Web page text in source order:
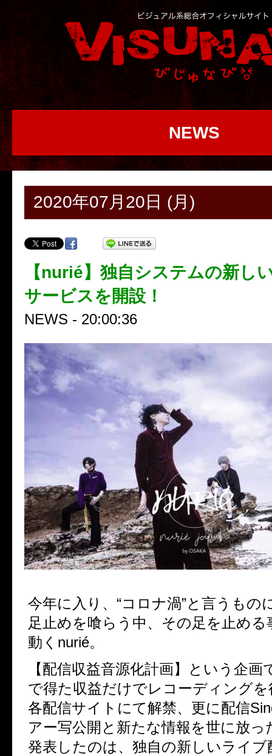
NEWS
2020年07月20日 (月)
【nurié】独自システムの新し
サービスを開設！
NEWS - 20:00:36
今年に入り、“コロナ渦”と言うもの
足止めを喰らう中、その足を止める
動くnurié。
【配信収益音源化計画】という企画
で得た収益だけでレコーディング
各配信サイトにて解禁、更に配信
アー写公開と新たな情報を世に放っ
発表したのは、独自の新しいライブ